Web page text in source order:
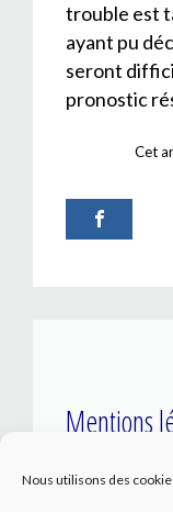
Nous utilisons des
trouble est
ayant pu
seront
pronostic
Cet
Mentions
Politique